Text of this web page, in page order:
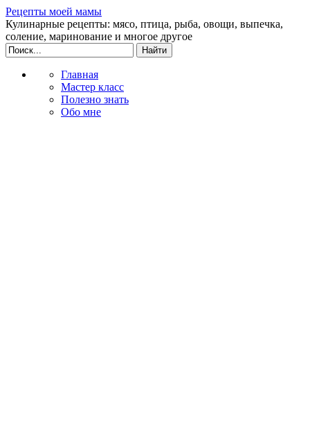
Рецепты моей мамы
Кулинарные рецепты: мясо, птица, рыба, овощи, выпечка,
соление, маринование и многое другое
Главная
Мастер класс
Полезно знать
Обо мне